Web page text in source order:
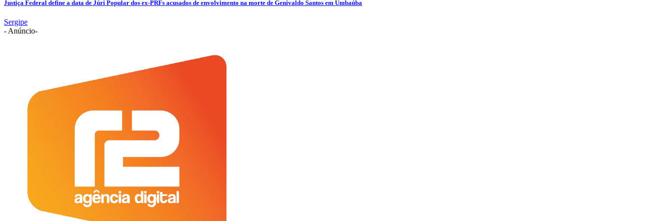
Justiça Federal define a data de Júri Popular dos ex-PRFs acusados de envolvimento na morte de Genivaldo Santos em Umbaúba
Sergipe
- Anúncio-